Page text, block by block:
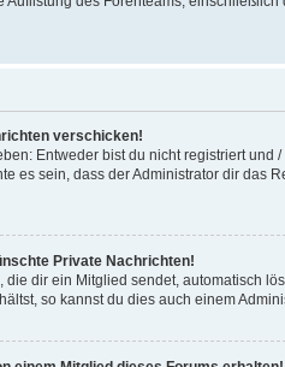
verschicken!
Entweder bist du nicht registriert
es sein, dass der Administrator dir das
Private Nachrichten!
die dir ein Mitglied sendet, automatisch
so kannst du dies auch einem